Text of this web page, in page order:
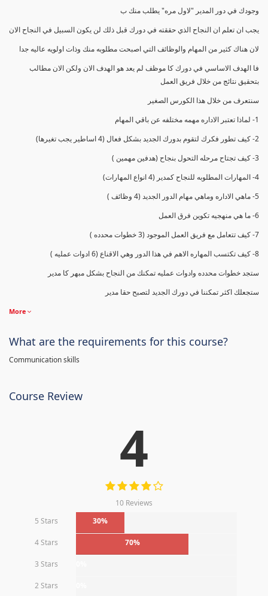
وجودك في دور المدير "لاول مره" يطلب منك ب
يجب ان تعلم ان النجاح الذي حققته في دورك قبل ذلك لن يكون السبيل في النجاح الان
لان هناك كثير من المهام والوظائف التي اصبحت مطلوبه منك وذات اولويه عاليه جدا
فا الهدف الاساسي في دورك كا موظف لم يعد هو الهدف الان ولكن الان مطالب
بتحقيق نتائج من خلال فريق العمل
سنتعرف من خلال هذا الكورس الصغير
1- لماذا تعتبر الاداره مهمه مختلفه عن باقي المهام
2- كيف تطور فكرك لتقوم بدورك الجديد بشكل فعال (4 اساطير يجب تغيرها)
3- كيف تجتاح مرحله التحول بنجاح (هدفين مهمين )
4- المهارات المطلوبه للنجاح كمدير (4 انواع المهارات)
5- ماهي الاداره وماهي مهام الدور الجديد (4 وظائف )
6- ما هي منهجيه تكوين فرق العمل
7- كيف تتعامل مع فريق العمل الموجود (3 خطوات محدده )
8- كيف تكتسب المهاره الاهم في هذا الدور وهي الاقناع (6 ادوات عمليه )
ستجد خطوات محدده وادوات عمليه تمكنك من النجاح بشكل مبهر كا مدير
ستجعلك اكثر تمكننا في دورك الجديد لتصبح حقا مدير
More
What are the requirements for this course?
Communication skills
Course Review
4
10 Reviews
5 Stars
30%
4 Stars 70%
3 Stars
2 Stars